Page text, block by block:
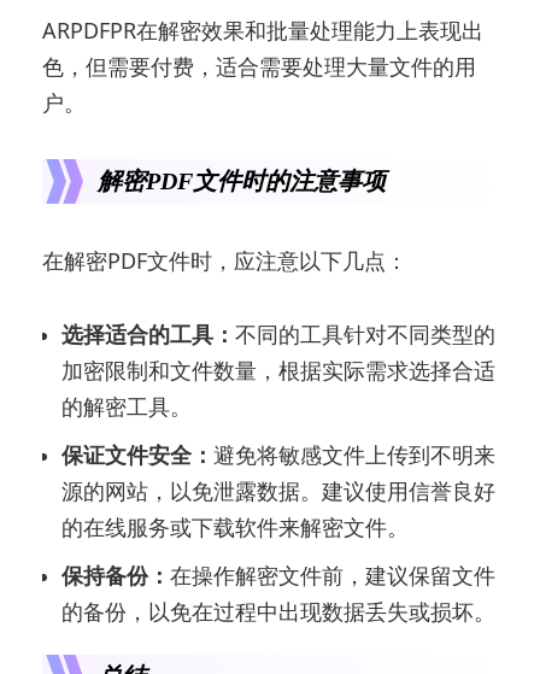
ARPDFPR在解密效果和批量处理能力上表现出
色，但需要付费，适合需要处理大量文件的用
户。
解密PDF文件时的注意事项
在解密PDF文件时，应注意以下几点：
选择适合的工具：不同的工具针对不同类型的
加密限制和文件数量，根据实际需求选择合适
的解密工具。
保证文件安全：避免将敏感文件上传到不明来
源的网站，以免泄露数据。建议使用信誉良好
的在线服务或下载软件来解密文件。
保持备份：在操作解密文件前，建议保留文件
的备份，以免在过程中出现数据丢失或损坏。